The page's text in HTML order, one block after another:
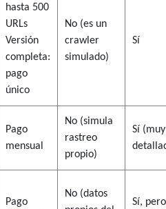
hasta 500
URLs
Versión
completa:
pago
único
No (es un
crawler
simulado)
Sí
Pago
mensual
No (simula
rastreo
propio)
Sí (muy
Pago
No (datos
Sí, pero